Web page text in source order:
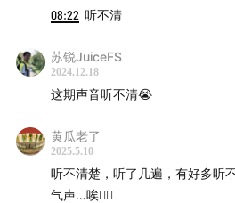
08:22 听不清
苏锐JuiceFS
2024.12.18
这期声音听不清😭
黄瓜老了
2025.5.10
听不清楚，听了几遍，有好多听
气声…唉😮‍💨